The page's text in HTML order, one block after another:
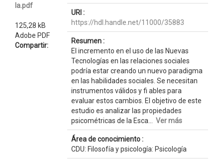
la.pdf
125,28 kB
Adobe PDF
Compartir:
URI :
https://hdl.handle.net/11000/35883
Resumen :
El incremento en el uso de las Nuevas
Tecnologías en las relaciones sociales
podría estar creando un nuevo paradigma
en las habilidades sociales. Se necesitan
instrumentos válidos y fi ables para
evaluar estos cambios. El objetivo de este
estudio es analizar las propiedades
psicométricas de la Esca... Ver más
Área de conocimiento :
CDU: Filosofía y psicología: Psicología